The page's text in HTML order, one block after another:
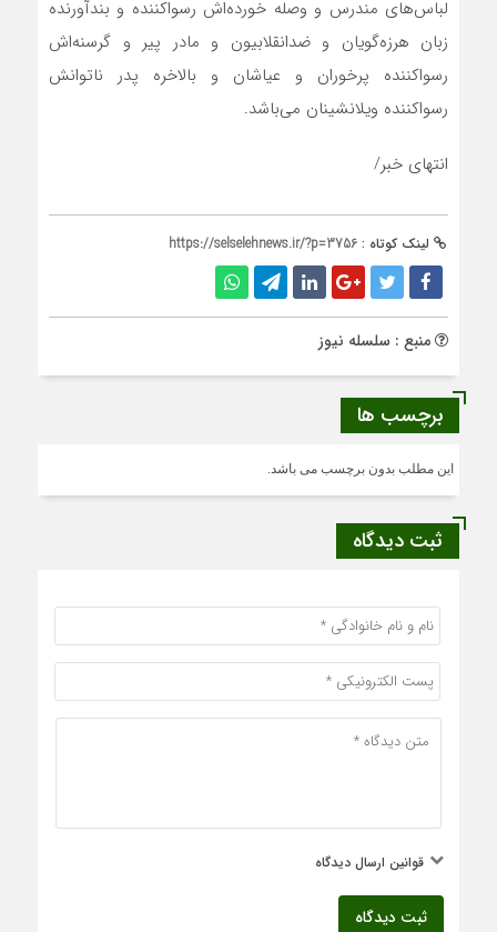
لباس‌های مندرس و وصله خورده‌اش رسواکننده و بند‌آورنده
زبان هرزه‌گویان و ضدانقلابیون و مادر پیر و گرسنه‌اش
رسواکننده پرخوران و عیاشان و بالاخره پدر ناتوانش
رسواکننده ویلانشینان می‌باشد.
انتهای خبر/
لینک کوتاه : https://selselehnews.ir/?p=3756
منبع : سلسله نیوز
برچسب ها
این مطلب بدون برچسب می باشد.
ثبت دیدگاه
قوانین ارسال دیدگاه
ثبت دیدگاه